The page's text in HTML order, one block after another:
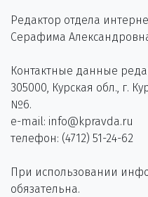
Редактор отдела
Серафима
Контактные данные
305000, Курская обл., г.
№6.
e-mail: info@kpravda.ru
телефон: (4712) 51-24-62
При использовании
обязательна.